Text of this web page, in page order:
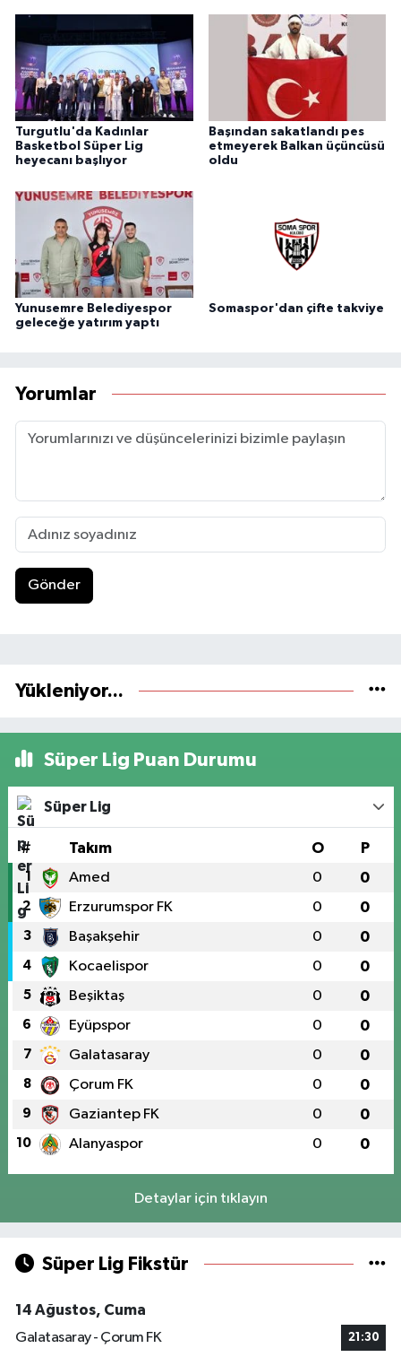
Turgutlu'da Kadınlar
Basketbol Süper Lig
heyecanı başlıyor
Başından sakatlandı pes
etmeyerek Balkan üçüncüsü
oldu
Yunusemre Belediyespor
geleceğe yatırım yaptı
Somaspor'dan çifte takviye
Yorumlar
Gönder
Yükleniyor...
Süper Lig Puan Durumu
Süper Lig
# Takım O P
1 Amed 0 0
2 Erzurumspor FK 0 0
3 Başakşehir 0 0
4 Kocaelispor 0 0
5 Beşiktaş 0 0
6 Eyüpspor 0 0
7 Galatasaray 0 0
8 Çorum FK 0 0
9 Gaziantep FK 0 0
10 Alanyaspor 0 0
Detaylar için tıklayın
Süper Lig Fikstür
14 Ağustos, Cuma
Galatasaray - Çorum FK
21:30